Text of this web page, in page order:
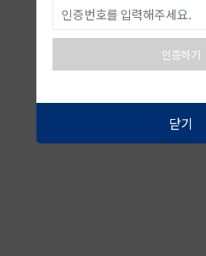
인증하기
닫기